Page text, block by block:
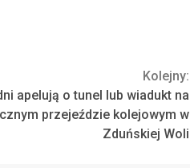
Kolejny:
apelują o tunel lub wiadukt na
przejeździe kolejowym w
Zduńskiej Woli